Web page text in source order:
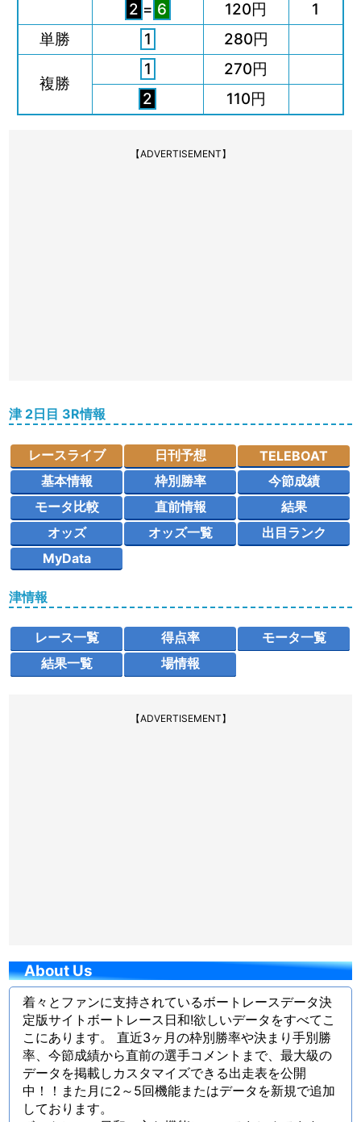
2 = 6 120円
1
単勝
1 280円
複勝
1
270円
2
110円
【ADVERTISEMENT】
津 2日目 3R情報
レースライブ 日刊予想
TELEBOAT
基本情報
枠別勝率
今節成績
モータ比較
直前情報
結果
オッズ
オッズ一覧
出目ランク
MyData
津情報
レース一覧 得点率
モータ一覧
結果一覧
場情報
【ADVERTISEMENT】
About Us
着々とファンに支持されているボートレースデータ決
定版サイトボートレース日和!欲しいデータをすべてこ
こにあります。 直近3ヶ月の枠別勝率や決まり手別勝
率、今節成績から直前の選手コメントまで、最大級の
データを掲載しカスタマイズできる出走表を公開
中！！また月に2～5回機能またはデータを新規で追加
しております。